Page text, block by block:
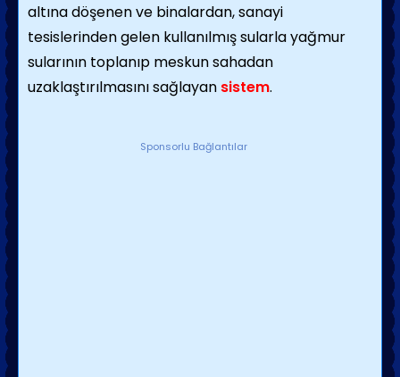
altına döşenen ve binalardan, sanayi
tesislerinden gelen kullanılmış sularla yağmur
sularının toplanıp meskun sahadan
uzaklaştırılmasını sağlayan sistem.
Sponsorlu Bağlantılar